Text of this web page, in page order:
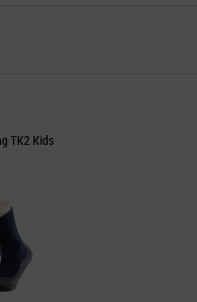
TK2 Kids